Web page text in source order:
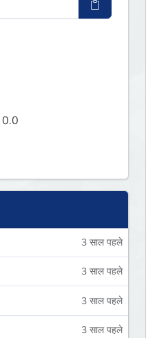
0.0
3 साल पहले
3 साल पहले
3 साल पहले
3 साल पहले